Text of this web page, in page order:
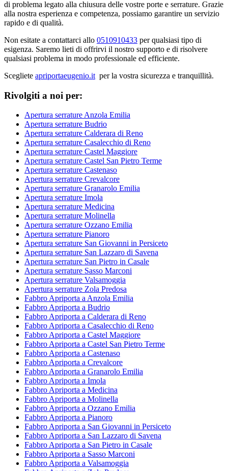
di problema legato alla chiusura delle vostre porte e serrature. Grazie
alla nostra esperienza e competenza, possiamo garantire un servizio
rapido e di qualità.
Non esitate a contattarci allo 0510910433 per qualsiasi tipo di
esigenza. Saremo lieti di offrirvi il nostro supporto e di risolvere
qualsiasi problema in modo professionale ed efficiente.
Scegliete apriportaeugenio.it per la vostra sicurezza e tranquillità.
Rivolgiti a noi per:
Apertura serrature Anzola Emilia
Apertura serrature Budrio
Apertura serrature Calderara di Reno
Apertura serrature Casalecchio di Reno
Apertura serrature Castel Maggiore
Apertura serrature Castel San Pietro Terme
Apertura serrature Castenaso
Apertura serrature Crevalcore
Apertura serrature Granarolo Emilia
Apertura serrature Imola
Apertura serrature Medicina
Apertura serrature Molinella
Apertura serrature Ozzano Emilia
Apertura serrature Pianoro
Apertura serrature San Giovanni in Persiceto
Apertura serrature San Lazzaro di Savena
Apertura serrature San Pietro in Casale
Apertura serrature Sasso Marconi
Apertura serrature Valsamoggia
Apertura serrature Zola Predosa
Fabbro Apriporta a Anzola Emilia
Fabbro Apriporta a Budrio
Fabbro Apriporta a Calderara di Reno
Fabbro Apriporta a Casalecchio di Reno
Fabbro Apriporta a Castel Maggiore
Fabbro Apriporta a Castel San Pietro Terme
Fabbro Apriporta a Castenaso
Fabbro Apriporta a Crevalcore
Fabbro Apriporta a Granarolo Emilia
Fabbro Apriporta a Imola
Fabbro Apriporta a Medicina
Fabbro Apriporta a Molinella
Fabbro Apriporta a Ozzano Emilia
Fabbro Apriporta a Pianoro
Fabbro Apriporta a San Giovanni in Persiceto
Fabbro Apriporta a San Lazzaro di Savena
Fabbro Apriporta a San Pietro in Casale
Fabbro Apriporta a Sasso Marconi
Fabbro Apriporta a Valsamoggia